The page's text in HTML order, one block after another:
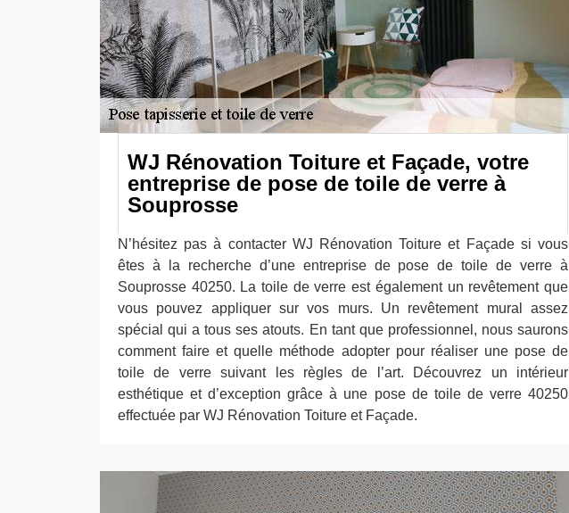
WJ Rénovation Toiture et Façade, votre
entreprise de pose de toile de verre à
Souprosse
N’hésitez pas à contacter WJ Rénovation Toiture et Façade si vous
êtes à la recherche d’une entreprise de pose de toile de verre à
Souprosse 40250. La toile de verre est également un revêtement que
vous pouvez appliquer sur vos murs. Un revêtement mural assez
spécial qui a tous ses atouts. En tant que professionnel, nous saurons
comment faire et quelle méthode adopter pour réaliser une pose de
toile de verre suivant les règles de l’art. Découvrez un intérieur
esthétique et d’exception grâce à une pose de toile de verre 40250
effectuée par WJ Rénovation Toiture et Façade.